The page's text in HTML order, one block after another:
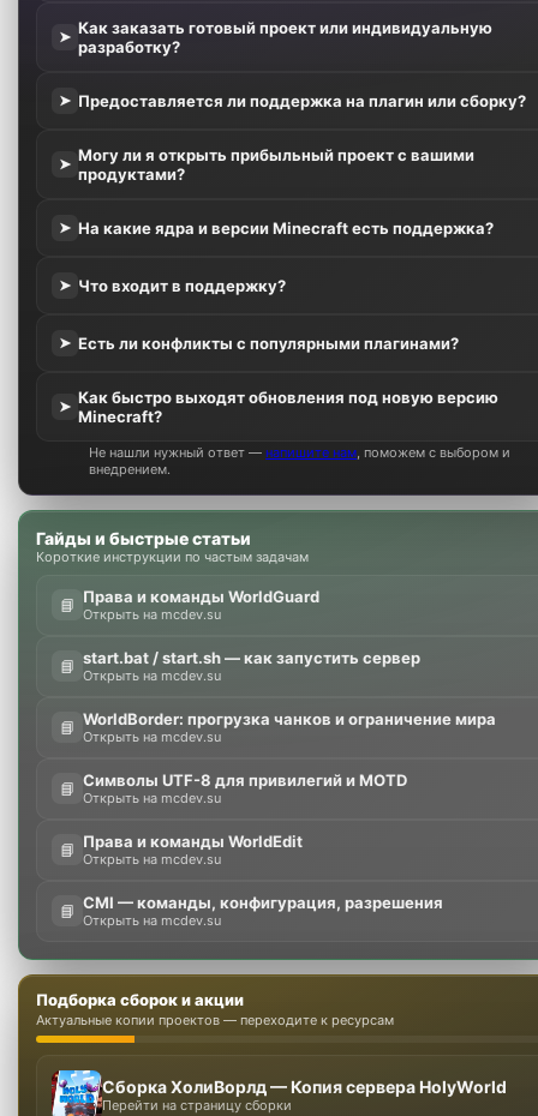
➤ Как заказать готовый проект или индивидуальную
разработку?
➤ Предоставляется ли поддержка на плагин или сборку?
➤ Могу ли я открыть прибыльный проект с вашими
продуктами?
➤ На какие ядра и версии Minecraft есть поддержка?
➤ Что входит в поддержку?
➤ Есть ли конфликты с популярными плагинами?
➤ Как быстро выходят обновления под новую версию
Minecraft?
Не нашли нужный ответ —напишите нам , поможем с выбором и
внедрением.
Гайды и быстрые статьи
Короткие инструкции по частым задачам
📘 Права и команды WorldGuard
Открыть на mcdev.su
📘 start.bat / start.sh — как запустить сервер
Открыть на mcdev.su
📘 WorldBorder: прогрузка чанков и ограничение мира
Открыть на mcdev.su
📘 Символы UTF-8 для привилегий и MOTD
Открыть на mcdev.su
📘 Права и команды WorldEdit
Открыть на mcdev.su
📘 CMI — команды, конфигурация, разрешения
Открыть на mcdev.su
Подборка сборок и акции
Актуальные копии проектов — переходите к ресурсам
Сборка ХолиВорлд — Копия сервера HolyWorld
Перейти на страницу сборки